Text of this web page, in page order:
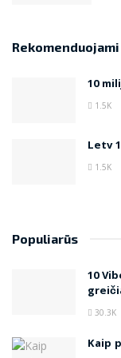
Rekomenduojami
10
1.5K
Letv
1.5K
Populiarūs
10
30.3K
Kaip